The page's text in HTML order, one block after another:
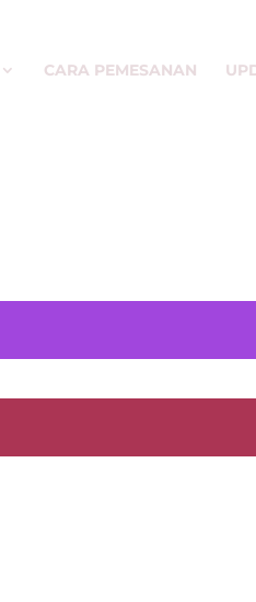
CARA PEMESANAN